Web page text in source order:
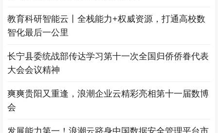
教育科研智能云丨全栈能力+权威资源，打通高校数
智化最后一公里
长宁县委统战部传达学习第十一次全国归侨侨眷代表
大会会议精神
爽爽贵阳又重逢，浪潮企业云精彩亮相第十一届数博
会
发展能力第一！浪潮云跻身中国数据安全管理平台市